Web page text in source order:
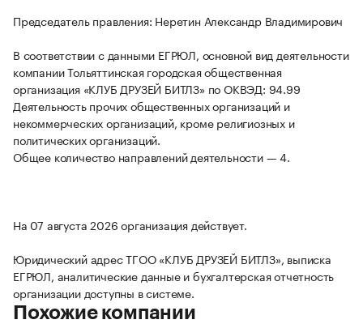
Председатель правления: Неретин Александр Владимирович
В соответствии с данными ЕГРЮЛ, основной вид деятельности
компании Тольяттинская городская общественная
организация «КЛУБ ДРУЗЕЙ БИТЛЗ» по ОКВЭД: 94.99
Деятельность прочих общественных организаций и
некоммерческих организаций, кроме религиозных и
политических организаций.
Общее количество направлений деятельности — 4.
На 07 августа 2026 организация действует.
Юридический адрес ТГОО «КЛУБ ДРУЗЕЙ БИТЛЗ», выписка
ЕГРЮЛ, аналитические данные и бухгалтерская отчетность
организации доступны в системе.
Похожие компании